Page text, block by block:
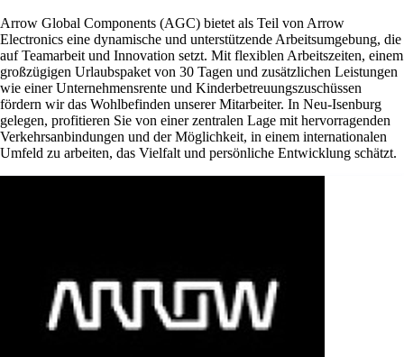
Arrow Global Components (AGC) bietet als Teil von Arrow
Electronics eine dynamische und unterstützende Arbeitsumgebung, die
auf Teamarbeit und Innovation setzt. Mit flexiblen Arbeitszeiten, einem
großzügigen Urlaubspaket von 30 Tagen und zusätzlichen Leistungen
wie einer Unternehmensrente und Kinderbetreuungszuschüssen
fördern wir das Wohlbefinden unserer Mitarbeiter. In Neu-Isenburg
gelegen, profitieren Sie von einer zentralen Lage mit hervorragenden
Verkehrsanbindungen und der Möglichkeit, in einem internationalen
Umfeld zu arbeiten, das Vielfalt und persönliche Entwicklung schätzt.